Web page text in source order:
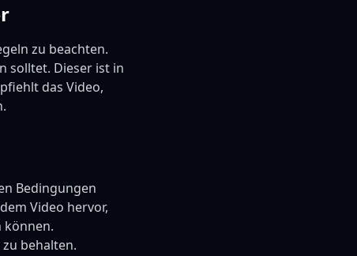
zu beachten.
solltet. Dieser ist in
das Video,
Bedingungen
Video hervor,
können.
behalten.